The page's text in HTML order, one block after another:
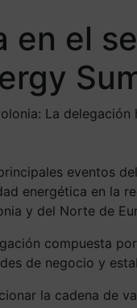
en el
La
eventos
energética en
y del Norte de
compuesta
de negocio y
la cadena de